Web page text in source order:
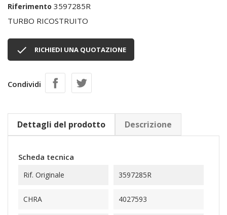
Riferimento 3597285R
TURBO RICOSTRUITO
 RICHIEDI UNA QUOTAZIONE
Condividi
Dettagli del prodotto Descrizione
Scheda tecnica
Rif. Originale 3597285R
CHRA 4027593